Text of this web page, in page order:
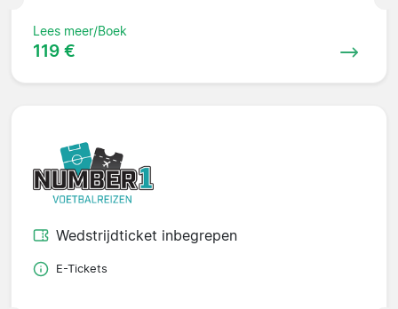
Lees meer/Boek
119 €
Wedstrijdticket inbegrepen
E-Tickets